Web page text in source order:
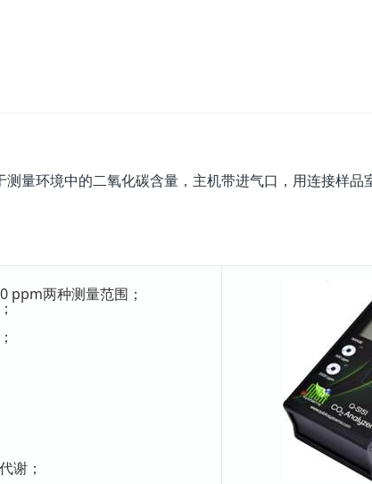
测量环境中的二氧化碳含量，主机带进气口，用连接样品
ppm两种测量范围；
谢；